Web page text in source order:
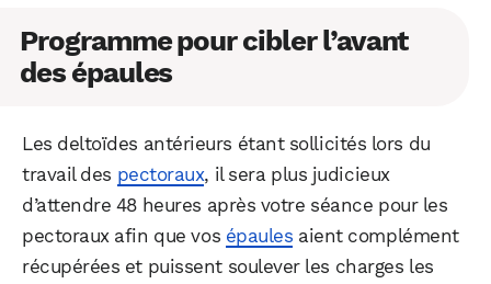
Programme pour cibler l’avant
des épaules
Les deltoïdes antérieurs étant sollicités lors du
travail des pectoraux, il sera plus judicieux
d’attendre 48 heures après votre séance pour les
pectoraux afin que vos épaules aient complément
récupérées et puissent soulever les charges les